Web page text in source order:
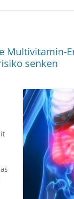
Multivitamin-
senken